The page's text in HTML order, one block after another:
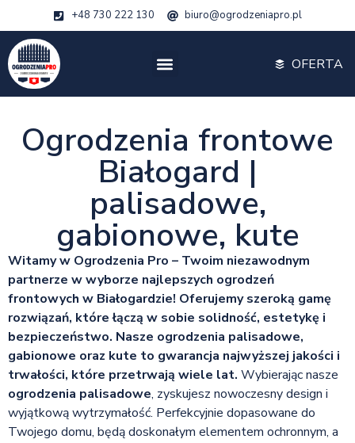
+48 730 222 130 biuro@ogrodzeniapro.pl
OFERTA
Ogrodzenia frontowe
Białogard |
palisadowe,
gabionowe, kute
Witamy w Ogrodzenia Pro – Twoim niezawodnym
partnerze w wyborze najlepszych ogrodzeń
frontowych w Białogardzie! Oferujemy szeroką gamę
rozwiązań, które łączą w sobie solidność, estetykę i
bezpieczeństwo. Nasze ogrodzenia palisadowe,
gabionowe oraz kute to gwarancja najwyższej jakości i
trwałości, które przetrwają wiele lat. Wybierając nasze
ogrodzenia palisadowe, zyskujesz nowoczesny design i
wyjątkową wytrzymałość. Perfekcyjnie dopasowane do
Twojego domu, będą doskonałym elementem ochronnym, a